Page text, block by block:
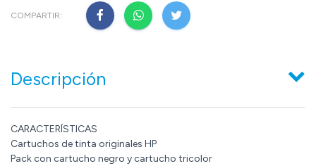
COMPARTIR:
Descripción
CARACTERÍSTICAS
Cartuchos de tinta originales HP
Pack con cartucho negro y cartucho tricolor